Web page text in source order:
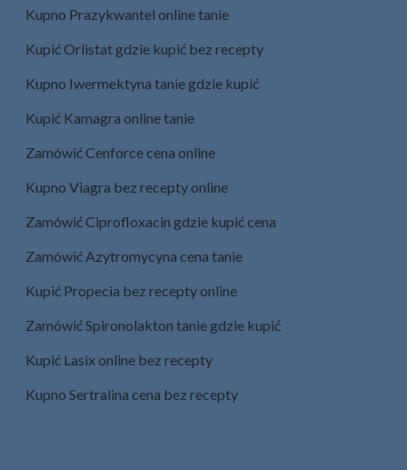
Kupno Prazykwantel​ online tanie
Kupić Orlistat gdzie kupić bez recepty
Kupno Iwermektyna​ tanie gdzie kupić
Kupić Kamagra online tanie
Zamówić Cenforce cena online
Kupno Viagra bez recepty online
Zamówić Ciprofloxacin gdzie kupić cena
Zamówić Azytromycyna​ cena tanie
Kupić Propecia bez recepty online
Zamówić Spironolakton tanie gdzie kupić
Kupić Lasix online bez recepty
Kupno Sertralina cena bez recepty